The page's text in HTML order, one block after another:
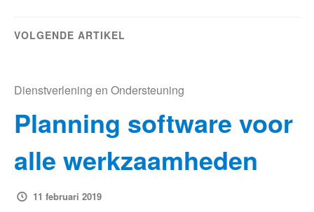
VOLGENDE ARTIKEL
Dienstverlening en Ondersteuning
Planning software voor
alle werkzaamheden
11 februari 2019